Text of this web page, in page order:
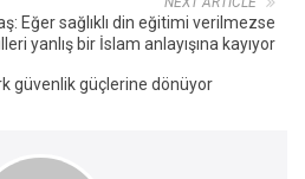
Eğer sağlıklı din eğitimi verilmezse
yanlış bir İslam anlayışına kayıyor
güvenlik güçlerine dönüyor